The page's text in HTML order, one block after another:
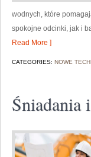
wodnych, które
spokojne odcinki, jak i
Read More ]
CATEGORIES: NOWE
Śniadania